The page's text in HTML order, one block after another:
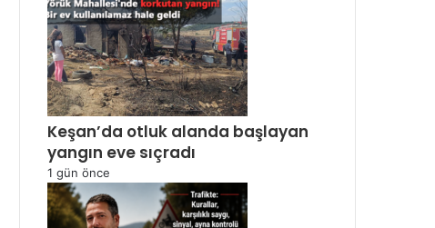
Keşan’da otluk alanda başlayan
yangın eve sıçradı
1 gün önce